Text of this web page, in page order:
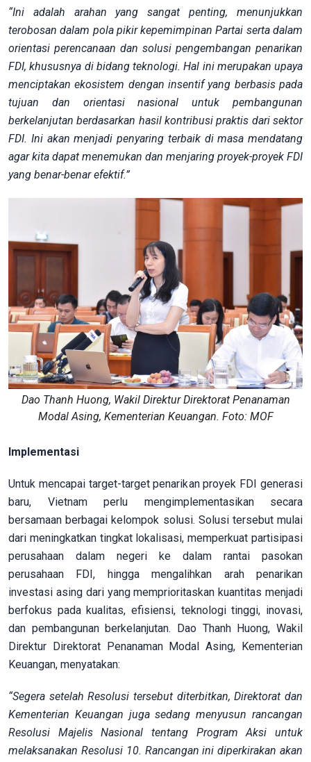
“Ini adalah arahan yang sangat penting, menunjukkan
terobosan dalam pola pikir kepemimpinan Partai serta dalam
orientasi perencanaan dan solusi pengembangan penarikan
FDI, khususnya di bidang teknologi. Hal ini merupakan upaya
menciptakan ekosistem dengan insentif yang berbasis pada
tujuan dan orientasi nasional untuk pembangunan
berkelanjutan berdasarkan hasil kontribusi praktis dari sektor
FDI. Ini akan menjadi penyaring terbaik di masa mendatang
agar kita dapat menemukan dan menjaring proyek-proyek FDI
yang benar-benar efektif.”
Dao Thanh Huong, Wakil Direktur Direktorat Penanaman
Modal Asing, Kementerian Keuangan. Foto: MOF
Implementasi
Untuk mencapai target-target penarikan proyek FDI generasi
baru, Vietnam perlu mengimplementasikan secara
bersamaan berbagai kelompok solusi. Solusi tersebut mulai
dari meningkatkan tingkat lokalisasi, memperkuat partisipasi
perusahaan dalam negeri ke dalam rantai pasokan
perusahaan FDI, hingga mengalihkan arah penarikan
investasi asing dari yang memprioritaskan kuantitas menjadi
berfokus pada kualitas, efisiensi, teknologi tinggi, inovasi,
dan pembangunan berkelanjutan. Dao Thanh Huong, Wakil
Direktur Direktorat Penanaman Modal Asing, Kementerian
Keuangan, menyatakan:
“Segera setelah Resolusi tersebut diterbitkan, Direktorat dan
Kementerian Keuangan juga sedang menyusun rancangan
Resolusi Majelis Nasional tentang Program Aksi untuk
melaksanakan Resolusi 10. Rancangan ini diperkirakan akan